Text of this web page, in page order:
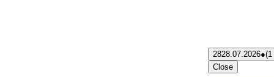
2828.07.2026●(1
Close